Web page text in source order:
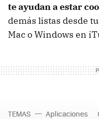
te ayudan a estar
demás listas desde
Mac o Windows en
TEMAS Aplicaciones